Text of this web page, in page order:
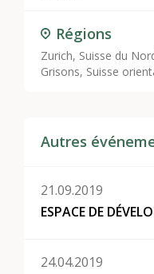
Régions
Zurich, Suisse du
Grisons, Suisse
Autres
21.09.2019
ESPACE DE
24.04.2019